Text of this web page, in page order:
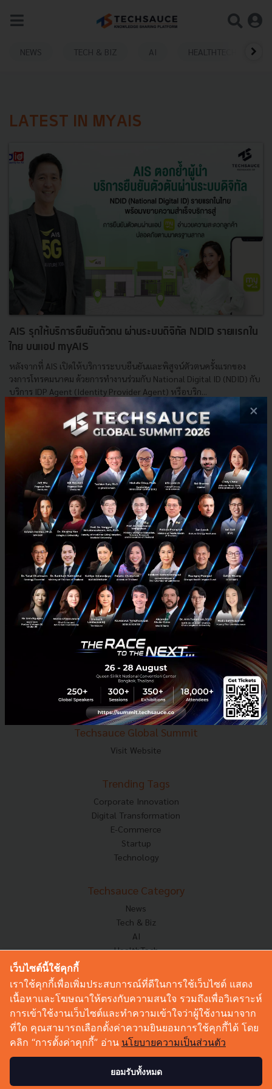
NEWS TECH & BIZ AI HEALTHTECH
LATEST IN MYAIS
AIS รุกให้บริการยืนยันตัวตน ผ่านระบบดิจิทัล NDID รายแรกใน
ไทย บนแอป myAIS
หลังจากที่ AIS เปิดให้บริการระบบยืนยันและพิสูจน์ตัวตนครั้งแรกของ
วงการโทรคมนาคม ด้วยการทำงานร่วมกับ National Digital ID (NDID) กับ
บริการ IDP Agent (Identity Provider Agent) หรือบริก...
| ByTechsauce Team
AIS NDID
E-mail :contact@techsauce.co
Tel : 02-001-5375
Mobile : 06-4658-9500
Techsauce Media
About Techsauce
Techsauce Services
Privacy Policy
ส่งบทความ
Techsauce Global Summit
Visit Website
Trending Tags
Corporate Innovation
Digital Transformation
E-Commerce
Startup
Technology
Techsauce Category
News
Tech & Biz
AI
HealthTech
Corp Innov
Saucy Thoughts
Sustainable
Videos
Podcast
×
เว็บไซต์นี้ใช้คุกกี้
เราใช้คุกกี้เพื่อเพิ่มประสบการณ์ที่ดีในการใช้เว็บไซต์ แสดง
เนื้อหาและโฆษณาให้ตรงกับความสนใจ รวมถึงเพื่อวิเคราะห์
การเข้าใช้งานเว็บไซต์และทำความเข้าใจว่าผู้ใช้งานมาจาก
ที่ใด คุณสามารถเลือกตั้งค่าความยินยอมการใช้คุกกี้ได้ โดย
คลิก “การตั้งค่าคุกกี้” อ่าน นโยบายความเป็นส่วนตัว
ยอมรับทั้งหมด